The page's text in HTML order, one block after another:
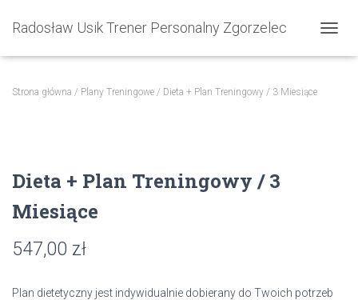
Radosław Usik Trener Personalny Zgorzelec
Strona główna / Plany Treningowe / Dieta + Plan Treningowy / 3 Miesiące
Dieta + Plan Treningowy / 3
Miesiące
547,00 zł
Plan dietetyczny jest indywidualnie dobierany do Twoich potrzeb